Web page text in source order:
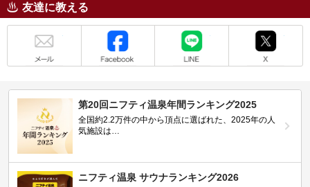
友達に教える
第20回ニフティ温泉年間ランキング2025
全国約2.2万件の中から頂点に選ばれた、2025年の人
気施設は…
ニフティ温泉 サウナランキング2026